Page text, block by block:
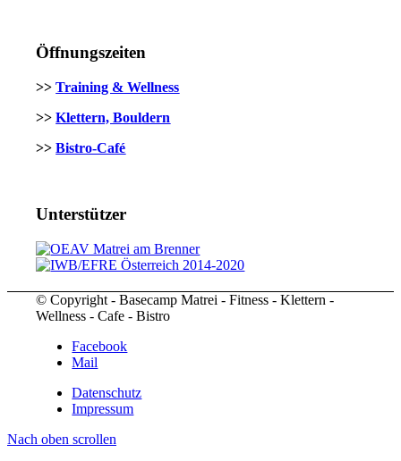
Öffnungszeiten
>>Training & Wellness
>>Klettern, Bouldern
>>Bistro-Café
Unterstützer
© Copyright - Basecamp Matrei - Fitness - Klettern -
Wellness - Cafe - Bistro
Facebook
Mail
Datenschutz
Impressum
Nach oben scrollen